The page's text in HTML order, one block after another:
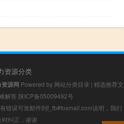
资源分类
源网 Powered by 网站分类目录 | 精选推荐文
解答 陕ICP备05009492号
错误可发邮件到f_fb#foxmail.com说明，我们
时纠正，谢谢